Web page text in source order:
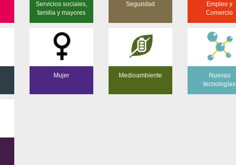
Servicios sociales,
familia y mayores
Seguridad
Empleo y
Comercio
Mujer Medioambiente
Nuevas
tecnologías